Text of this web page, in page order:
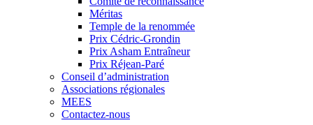
Méritas
Temple de la renommée
Prix Cédric-Grondin
Prix Asham Entraîneur
Prix Réjean-Paré
Conseil d’administration
Associations régionales
MEES
Contactez-nous